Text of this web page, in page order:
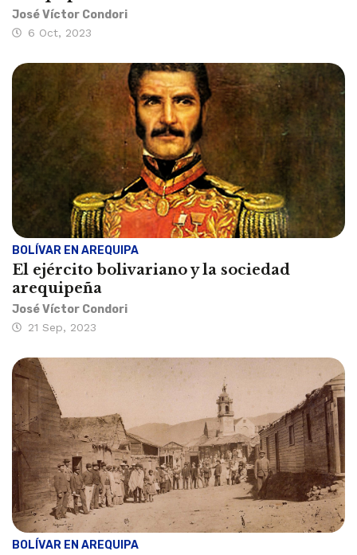
José Víctor Condori
6 Oct, 2023
BOLÍVAR EN AREQUIPA
El ejército bolivariano y la sociedad
arequipeña
José Víctor Condori
21 Sep, 2023
BOLÍVAR EN AREQUIPA